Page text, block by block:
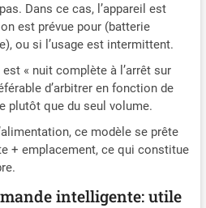
Dans ce cas, l’appareil est
est prévue pour (batterie
ou si l’usage est intermittent.
« nuit complète à l’arrêt sur
d’arbitrer en fonction de
plutôt que du seul volume.
ce modèle se prête
+ emplacement, ce qui constitue
intelligente: utile